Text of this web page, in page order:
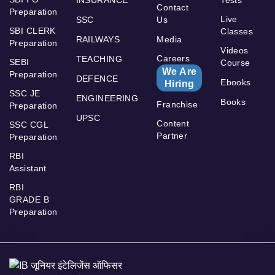
Preparation
SBI CLERK
Preparation
SEBI
Preparation
SSC JE
Preparation
SSC CGL
Preparation
RBI
Assistant
RBI
GRADE B
Preparation
SSC
RAILWAYS
TEACHING
DEFENCE
ENGINEERING
UPSC
Contact
Us
Media
Careers
We Are
Hiring
Franchise
Content
Partner
Live
Classes
Videos
Course
Ebooks
Books